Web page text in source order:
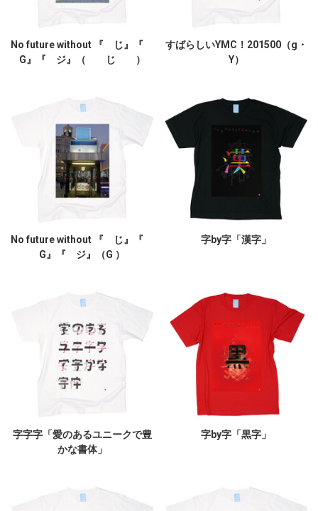
No future without 『 じ』『
G』『 ジ』（ じ ）
すばらしいYMC！201500（g・
Y）
No future without 『 じ』『
G』『 ジ』（G ）
字by字「漢字」
字字字「愛のあるユニークで豊
かな書体」
字by字「黒字」